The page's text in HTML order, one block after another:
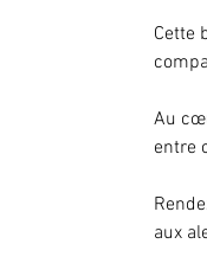
Cette
Au
entre
aux